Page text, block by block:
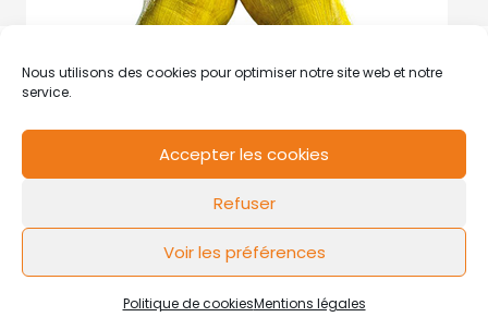
Nous utilisons des cookies pour optimiser notre site web et notre
service.
Accepter les cookies
Refuser
Voir les préférences
Politique de cookiesMentions légales
Mentions légales Politique de cookies
FLOW44